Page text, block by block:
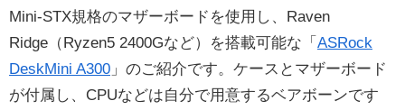
Mini-STX規格のマザーボードを使用し、Raven
Ridge（Ryzen5 2400Gなど）を搭載可能な「 ASRock
DeskMini A300 」のご紹介です。ケースとマザーボード
が付属し、CPUなどは自分で用意するベアボーンです